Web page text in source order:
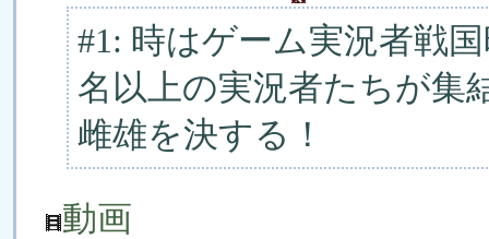
#1: 時はゲーム実況者戦
名以上の実況者たちが集
雌雄を決する！
動画